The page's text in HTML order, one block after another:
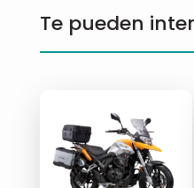
Te pueden